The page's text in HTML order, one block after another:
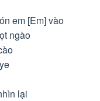
em [Em] vào
ngào
lại